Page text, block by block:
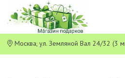
Москва, ул. Земляной Вал 24/32 (3